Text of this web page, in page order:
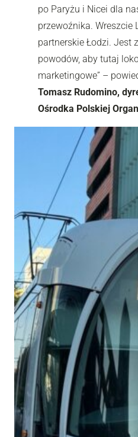
po Paryżu i Nicei dla
przewoźnika. Wreszcie
partnerskie Łodzi. Jest
powodów, aby tutaj
marketingowe” –
Tomasz Rudomino,
Ośrodka Polskiej